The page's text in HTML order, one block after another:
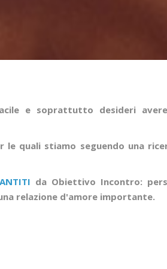
e soprattutto desideri
quali stiamo seguendo una
da Obiettivo Incontro:
relazione d'amore importante.